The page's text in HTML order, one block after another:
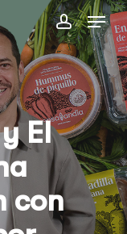
account
Menu
El
con